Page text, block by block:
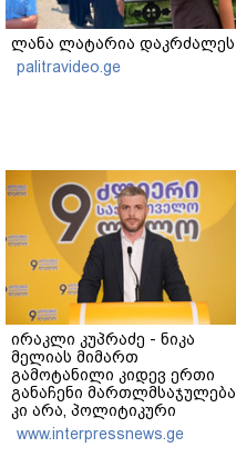
ლანა ლატარია დაკრძალეს
palitravideo.ge
ირაკლი კუპრაძე - ნიკა
მელიას მიმართ
გამოტანილი კიდევ ერთი
განაჩენი მართლმსაჯულება
კი არა, პოლიტიკური
ანგარიშსწორების
გაგრძელებაა
www.interpressnews.ge